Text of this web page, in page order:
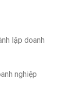
lập doanh
nghiệp